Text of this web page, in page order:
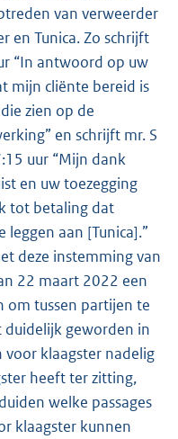
van verweerder
en Tunica. Zo schrijft
“In antwoord op uw
mijn cliënte bereid is
zien op de
en schrijft mr. S
uur “Mijn dank
en uw toezegging
tot betaling dat
aan [Tunica].”
deze instemming van
22 maart 2022 een
om tussen partijen te
duidelijk geworden in
klaagster nadelig
heeft ter zitting,
welke passages
klaagster kunnen